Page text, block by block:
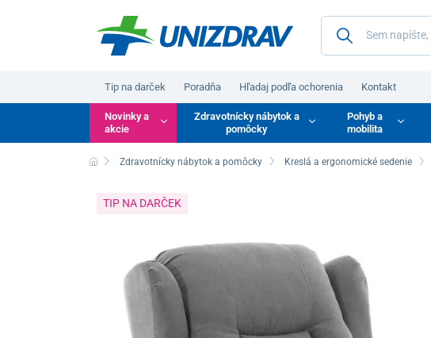
Tip na darček Poradňa Hľadaj podľa ochorenia Kontakt
Novinky a
akcie
Zdravotnícky nábytok a
pomôcky
Pohyb a
mobilita
Zdravotnícky nábytok a pomôcky Kreslá a ergonomické sedenie
TIP NA DARČEK